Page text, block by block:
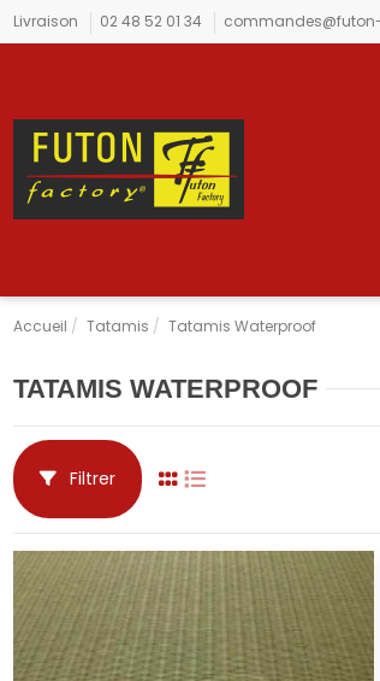
Livraison 02 48 52 01 34
Accueil Tatamis Tatamis Waterproof
TATAMIS WATERPROOF
Filtrer